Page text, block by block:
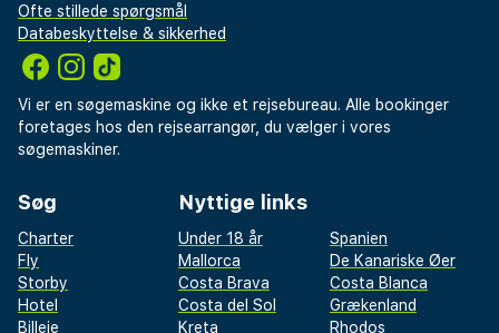
Ofte stillede spørgsmål
Databeskyttelse & sikkerhed
Vi er en søgemaskine og ikke et rejsebureau. Alle bookinger
foretages hos den rejsearrangør, du vælger i vores
søgemaskiner.
Søg
Charter
Fly
Storby
Hotel
Billeje
Nyttige links
Under 18 år
Spanien
Mallorca
De Kanariske Øer
Costa Brava
Costa Blanca
Costa del Sol
Grækenland
Kreta
Rhodos